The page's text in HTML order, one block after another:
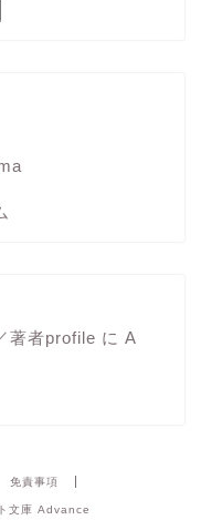
著者profile に A
免責事項
文庫 Advance